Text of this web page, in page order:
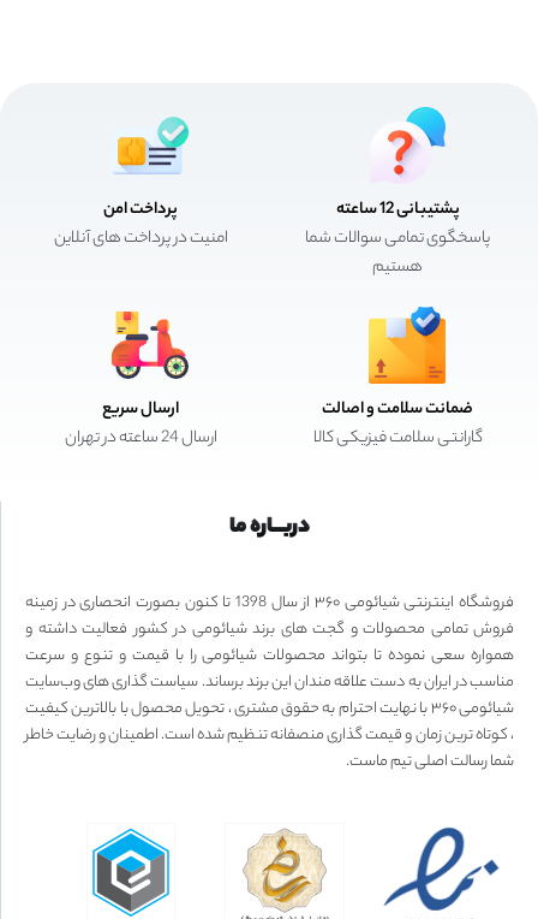
پشتیبانی 12 ساعته
پاسخگوی تمامی سوالات شما
هستیم
پرداخت امن
امنیت در پرداخت های آنلاین
ضمانت سلامت و اصالت
گارانتی سلامت فیزیکی کالا
ارسال سریع
ارسال 24 ساعته در تهران
دربـــاره ما
فروشگاه اینترنتی شیائومی ۳۶۰ از سال 1398 تا کنون بصورت انحصاری در زمینه
فروش تمامی محصولات و گجت های برند شیائومی در کشور فعالیت داشته و
همواره سعی نموده تا بتواند محصولات شیائومی را با قیمت و تنوع و سرعت
مناسب در ایران به دست علاقه مندان این برند برساند. سیاست گذاری های وب‌سایت
شیائومی ۳۶۰ با نهایت احترام به حقوق مشتری ، تحویل محصول با بالاترین کیفیت
، کوتاه ترین زمان و قیمت گذاری منصفانه تنظیم شده است. اطمینان و رضایت خاطر
شما رسالت اصلی تیم ماست.